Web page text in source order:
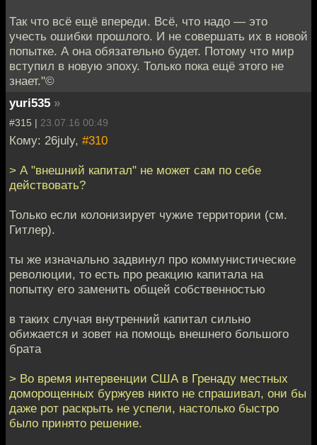
Так что всё ещё впереди. Всё, что надо — это
учесть ошибки прошлого. И не совершать их в новой
попытке. А она обязательно будет. Потому что мир
вступил в новую эпоху. Только пока ещё этого не
знает."©
yuri535 »
#315 | 23.07.16 00:49
Кому: 26july, #310
> А "внешний капитал" не может сам по себе
действовать?
Только если колонизирует чужие территории (см.
Гитлер).
ты же изначально задвинул про коммунистические
революции, то есть про реакцию капитала на
попытку его заменить общей собственностью
в таких случая внутренний капитал сильно
обижается и зовет на помощь внешнего большого
брата
> Во время интервенции США в Гренаду местных
доморощенных буржуев никто не спрашивал, они бы
даже рот раскрыть не успели, настолько быстро
было принято решение.